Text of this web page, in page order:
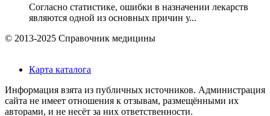
Согласно статистике, ошибки в назначении лекарств
являются одной из основных причин у...
© 2013-2025 Справочник медицины
Карта каталога
Информация взята из публичных источников. Администрация
сайта не имеет отношения к отзывам, размещёнными их
авторами, и не несёт за них ответственности.